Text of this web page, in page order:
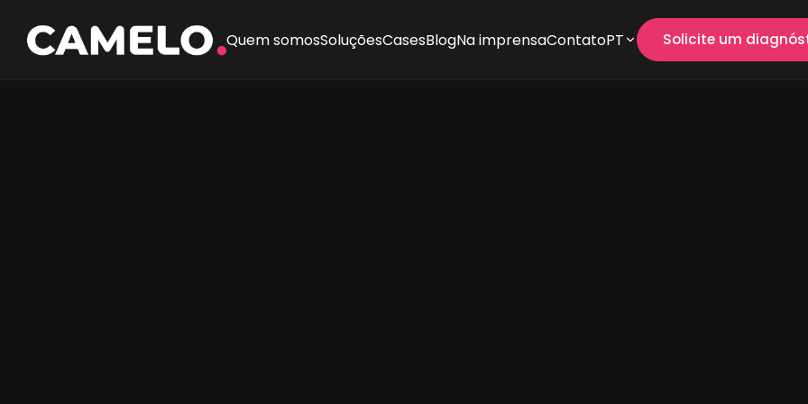
Quem somosSoluçõesCasesBlogNa imprensaContatoPT Solicite um